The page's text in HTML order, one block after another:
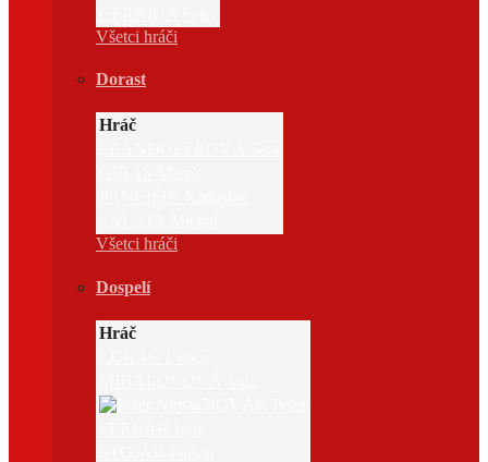
Všetci hráči
Dorast
Hráč
Všetci hráči
Dospelí
Hráč